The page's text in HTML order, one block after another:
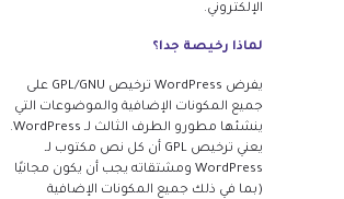
الإلكتروني.
لماذا رخيصة جدا؟
يفرض WordPress ترخيص GPL/GNU على
جميع المكونات الإضافية والموضوعات التي
ينشئها مطورو الطرف الثالث لـ WordPress.
يعني ترخيص GPL أن كل نص مكتوب لـ
WordPress ومشتقاته يجب أن يكون مجانيًا
(بما في ذلك جميع المكونات الإضافية